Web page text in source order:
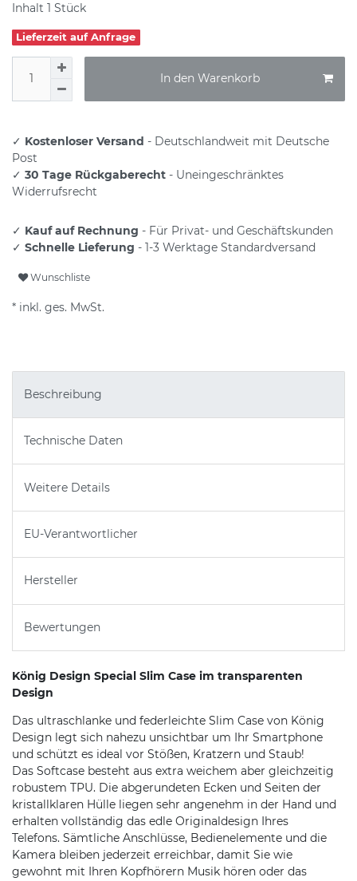
Inhalt 1 Stück
Lieferzeit auf Anfrage
In den Warenkorb
✓ Kostenloser Versand - Deutschlandweit mit Deutsche
Post
✓ 30 Tage Rückgaberecht - Uneingeschränktes
Widerrufsrecht
✓ Kauf auf Rechnung - Für Privat- und Geschäftskunden
✓ Schnelle Lieferung - 1-3 Werktage Standardversand
Wunschliste
* inkl. ges. MwSt.
Beschreibung
Technische Daten
Weitere Details
EU-Verantwortlicher
Hersteller
Bewertungen
König Design Special Slim Case im transparenten
Design
Das ultraschlanke und federleichte Slim Case von König
Design legt sich nahezu unsichtbar um Ihr Smartphone
und schützt es ideal vor Stößen, Kratzern und Staub!
Das Softcase besteht aus extra weichem aber gleichzeitig
robustem TPU. Die abgerundeten Ecken und Seiten der
kristallklaren Hülle liegen sehr angenehm in der Hand und
erhalten vollständig das edle Originaldesign Ihres
Telefons. Sämtliche Anschlüsse, Bedienelemente und die
Kamera bleiben jederzeit erreichbar, damit Sie wie
gewohnt mit Ihren Kopfhörern Musik hören oder das